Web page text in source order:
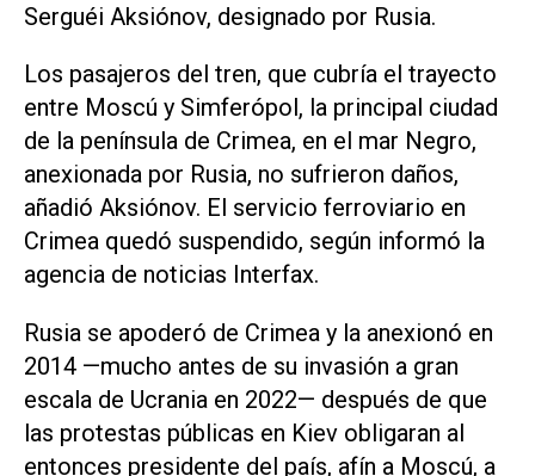
Serguéi Aksiónov, designado por Rusia.
Los pasajeros del tren, que cubría el trayecto
entre Moscú y Simferópol, la principal ciudad
de la península de Crimea, en el mar ​Negro,
anexionada por ⁠Rusia, no sufrieron daños,
añadió Aksiónov. El servicio ‌ferroviario en
Crimea quedó suspendido, según informó ⁠la
agencia de noticias Interfax.
Rusia ⁠se apoderó de Crimea y la anexionó en
2014 —mucho antes de su invasión a gran
escala de Ucrania ⁠en 2022— después de que
las protestas ​públicas en Kiev obligaran al
entonces ‌presidente del país, afín a ‌Moscú, a